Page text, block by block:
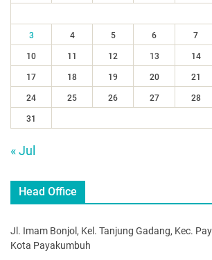
3 4 5 6 7
10 11 12 13 14
17 18 19 20 21
24 25 26 27 28
31
« Jul
Head Office
Jl. Imam Bonjol, Kel. Tanjung Gadang, Kec.
Kota Payakumbuh